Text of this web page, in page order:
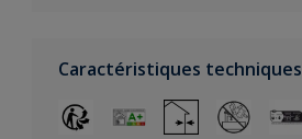
Caractéristiques techniques